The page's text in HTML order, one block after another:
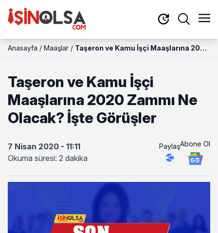
Anasayfa / Maaşlar / Taşeron ve Kamu İşçi Maaşlarına 2020
Taşeron ve Kamu İşçi
Maaşlarına 2020 Zammı Ne
Olacak? İşte Görüşler
7 Nisan 2020 - 11:11
Okuma süresi: 2 dakika
PaylaşAbone Ol